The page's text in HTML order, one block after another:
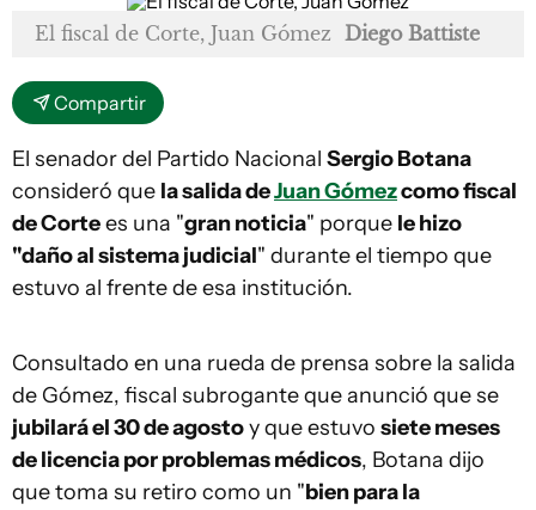
El fiscal de Corte, Juan Gómez Diego Battiste
Compartir
El senador del Partido Nacional Sergio Botana
consideró que la salida deJuan Gómezcomo fiscal
de Cortees una "gran noticia" porque le hizo
"daño al sistema judicial" durante el tiempo que
estuvo al frente de esa institución.
Consultado en una rueda de prensa sobre la salida
de Gómez, fiscal subrogante que anunció que se
jubilará el 30 de agostoy que estuvo siete meses
de licencia por problemas médicos, Botana dijo
que toma su retiro como un "bien para la